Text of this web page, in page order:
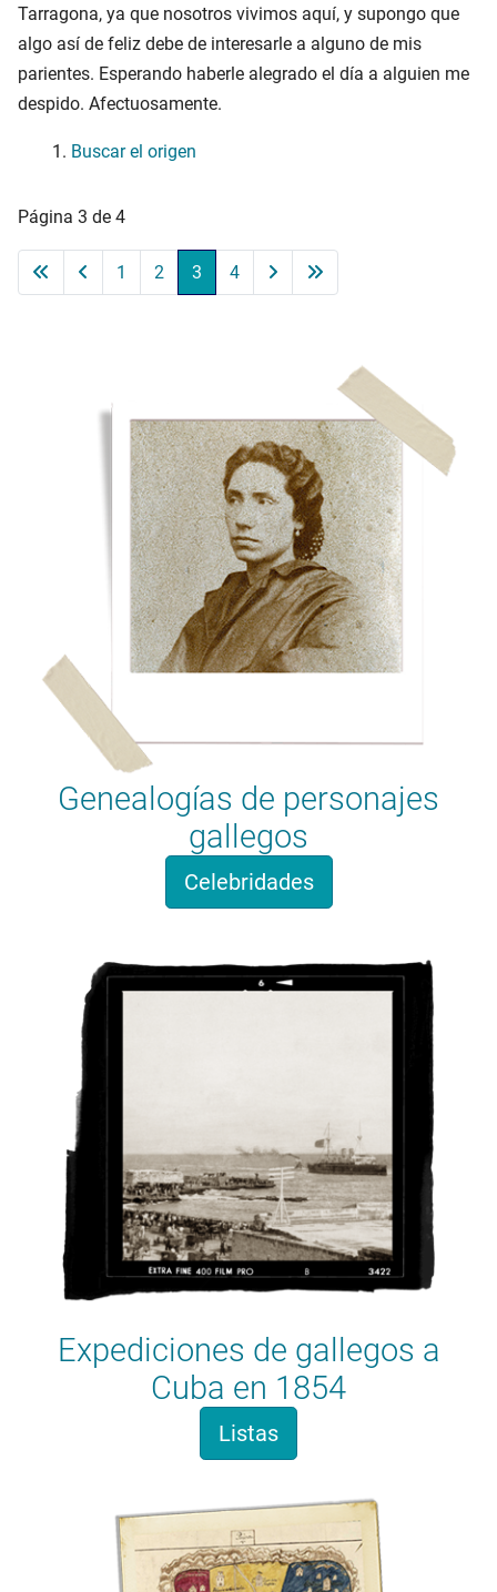
Tarragona, ya que nosotros vivimos aquí, y supongo que
algo así de feliz debe de interesarle a alguno de mis
parientes. Esperando haberle alegrado el día a alguien me
despido. Afectuosamente.
Buscar el origen
Página 3 de 4
1 2 3 4
Genealogías de personajes
gallegos
Celebridades
Expediciones de gallegos a
Cuba en 1854
Listas